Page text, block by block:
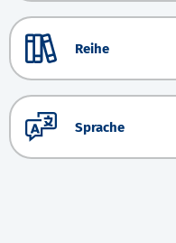
Reihe
Sprache